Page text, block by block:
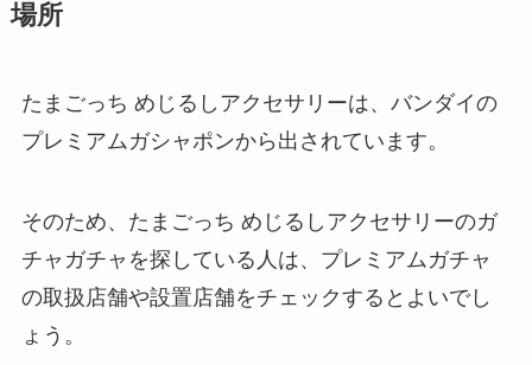
場所
たまごっち めじるしアクセサリーは、バンダイの
プレミアムガシャポンから出されています。
そのため、たまごっち めじるしアクセサリーのガ
チャガチャを探している人は、プレミアムガチャ
の取扱店舗や設置店舗をチェックするとよいでし
ょう。